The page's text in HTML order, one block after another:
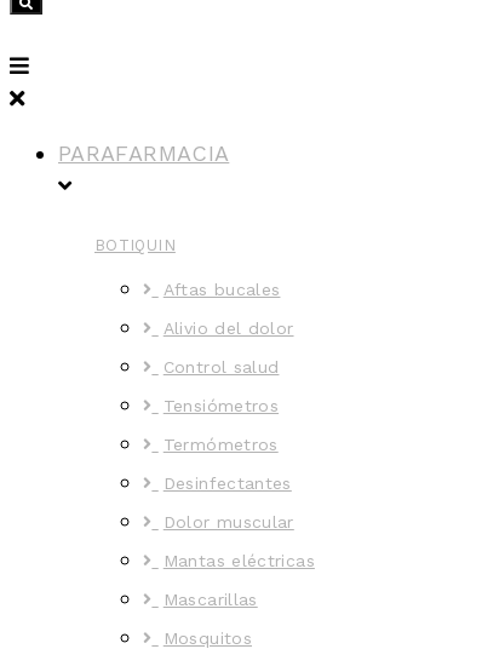
PARAFARMACIA
BOTIQUIN
Aftas bucales
Alivio del dolor
Control salud
Tensiómetros
Termómetros
Desinfectantes
Dolor muscular
Mantas eléctricas
Mascarillas
Mosquitos